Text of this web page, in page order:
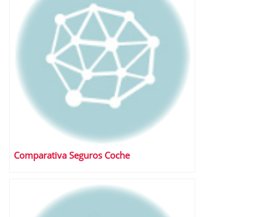
Comparativa Seguros Coche